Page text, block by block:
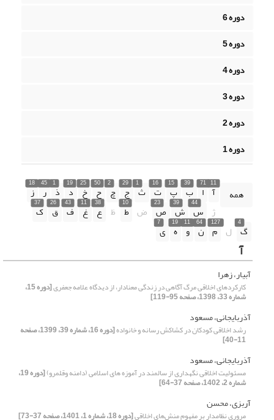
دوره 6
دوره 5
دوره 4
دوره 3
دوره 2
دوره 1
همه
11
آ
71
ا
39
ب
15
پ
16
ت
1
ث
29
ج
2
چ
50
ح
25
خ
19
د
1
ذ
45
ر
18
ز
ژ
44
س
39
ش
23
ص ض
10
ط ظ
38
ع
11
غ
43
ف
26
ق
37
ک
4
گ ل
127
م
64
ن
11
و
19
ه
7
ی
آ
آبیار، زهرا
کارکردهای اخلاقی مرگ آگاهی در زندگی معنادار، از دیدگاه علامه جعفری [دوره 15،
شماره 33، 1398، صفحه 95-119]
آذربایجانی، مسعود
رشد اخلاقی کودکان در کشاکش رسانه و خانواده [دوره 16، شماره 39، 1399، صفحه
11-40]
آذربایجانی، مسعود
مسئولیت اخلاقی نگهداری از سالمند در آموزه های اسلامی (دامنه وقلمرو) [دوره 19،
شماره 2، 1402، صفحه 37-64]
آربزی، محسن
مروری نظامدار بر مفهوم منش‌های اخلاقی[دوره 18، شماره 1، 1401، صفحه 37-73]